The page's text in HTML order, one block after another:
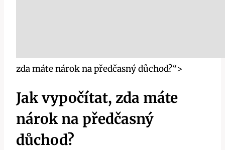
zda máte nárok na předčasný důchod?“>
Jak vypočítat, zda máte
nárok na předčasný
důchod?